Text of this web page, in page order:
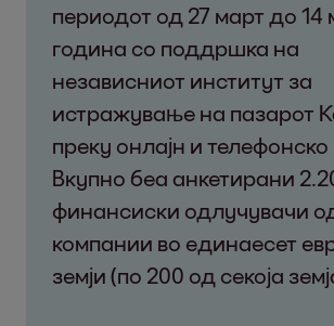
периодот од 27 март до 14
година со поддршка на
независниот институт за
истражување на пазарот
преку онлајн и телефонско
Вкупно беа анкетирани
финансиски одлучувачи
компании во единаесет
земји (по 200 од секоја